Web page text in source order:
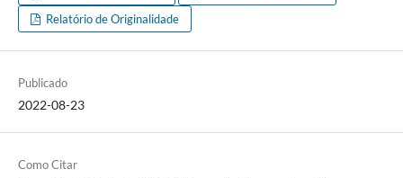
Relatório de Originalidade
Publicado
2022-08-23
Como Citar